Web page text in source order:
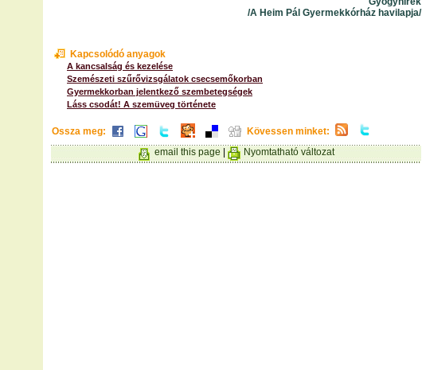
/A Heim Pál Gyermekkórház havilapja/
Kapcsolódó anyagok
A kancsalság és kezelése
Szemészeti szűrővizsgálatok csecsemőkorban
Gyermekkorban jelentkező szembetegségek
Láss csodát! A szemüveg története
Ossza meg:
Kövessen minket:
email this page| Nyomtatható változat